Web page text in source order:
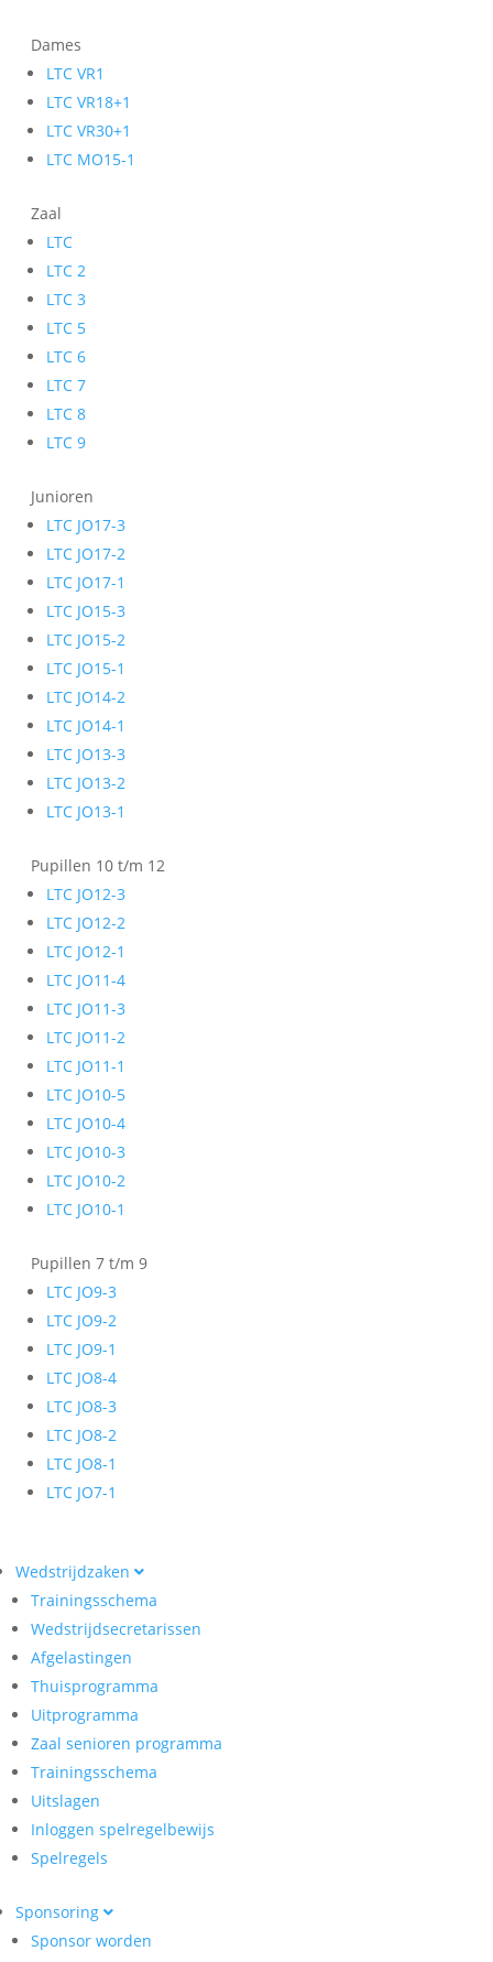
Dames
LTC VR1
LTC VR18+1
LTC VR30+1
LTC MO15-1
Zaal
LTC
LTC 2
LTC 3
LTC 5
LTC 6
LTC 7
LTC 8
LTC 9
Junioren
LTC JO17-3
LTC JO17-2
LTC JO17-1
LTC JO15-3
LTC JO15-2
LTC JO15-1
LTC JO14-2
LTC JO14-1
LTC JO13-3
LTC JO13-2
LTC JO13-1
Pupillen 10 t/m 12
LTC JO12-3
LTC JO12-2
LTC JO12-1
LTC JO11-4
LTC JO11-3
LTC JO11-2
LTC JO11-1
LTC JO10-5
LTC JO10-4
LTC JO10-3
LTC JO10-2
LTC JO10-1
Pupillen 7 t/m 9
LTC JO9-3
LTC JO9-2
LTC JO9-1
LTC JO8-4
LTC JO8-3
LTC JO8-2
LTC JO8-1
LTC JO7-1
Wedstrijdzaken
Trainingsschema
Wedstrijdsecretarissen
Afgelastingen
Thuisprogramma
Uitprogramma
Zaal senioren programma
Trainingsschema
Uitslagen
Inloggen spelregelbewijs
Spelregels
Sponsoring
Sponsor worden